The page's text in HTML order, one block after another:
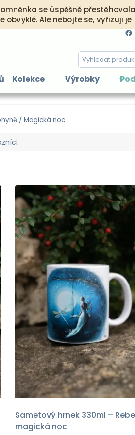
se úspěšně
obvyklé. Ale nebojte se, vyřizuji
Hledání
Kolekce Výrobky
/ Magická noc
Sametový hrnek 330ml –
magická noc